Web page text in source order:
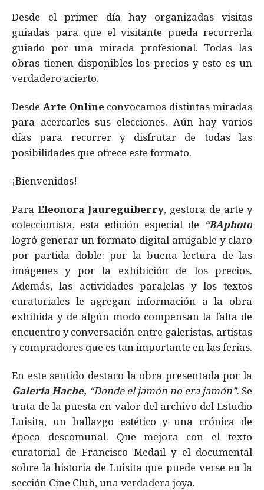
Desde el primer día hay organizadas visitas
guiadas para que el visitante pueda recorrerla
guiado por una mirada profesional. Todas las
obras tienen disponibles los precios y esto es un
verdadero acierto.
Desde Arte Online convocamos distintas miradas
para acercarles sus elecciones. Aún hay varios
días para recorrer y disfrutar de todas las
posibilidades que ofrece este formato.
¡Bienvenidos!
Para Eleonora Jaureguiberry, gestora de arte y
coleccionista, esta edición especial de “BAphoto
logró generar un formato digital amigable y claro
por partida doble: por la buena lectura de las
imágenes y por la exhibición de los precios.
Además, las actividades paralelas y los textos
curatoriales le agregan información a la obra
exhibida y de algún modo compensan la falta de
encuentro y conversación entre galeristas, artistas
y compradores que es tan importante en las ferias.
En este sentido destaco la obra presentada por la
Galería Hache, “Donde el jamón no era jamón”. Se
trata de la puesta en valor del archivo del Estudio
Luisita, un hallazgo estético y una crónica de
época descomunal. Que mejora con el texto
curatorial de Francisco Medail y el documental
sobre la historia de Luisita que puede verse en la
sección Cine Club, una verdadera joya.